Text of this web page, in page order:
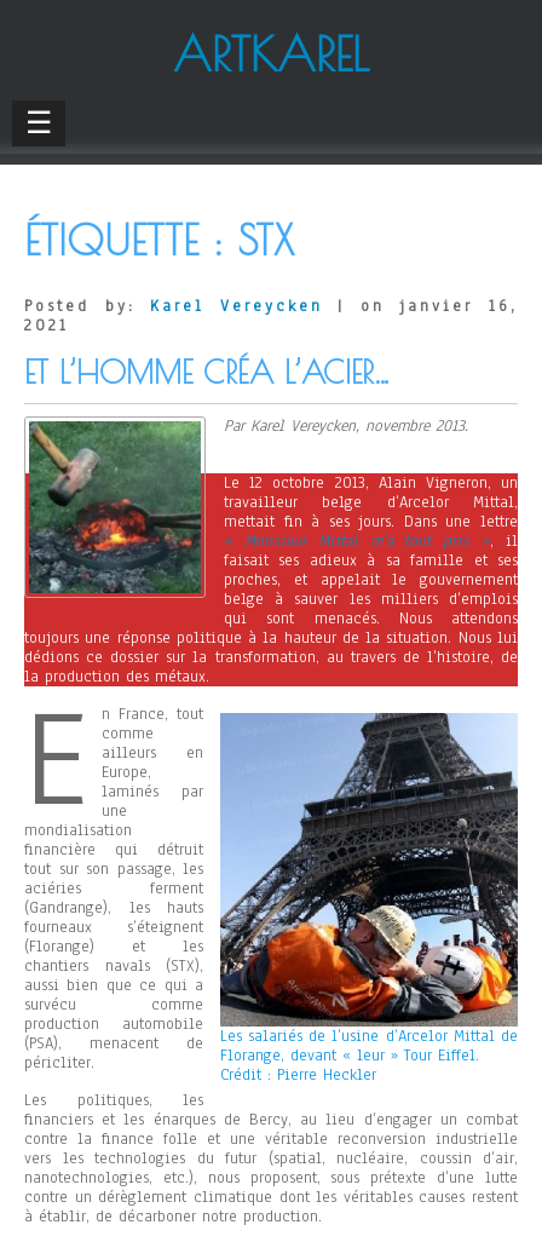
ARTKAREL
☰
ÉTIQUETTE : STX
Posted by: Karel Vereycken
| on janvier 16,
2021
ET L’HOMME CRÉA L’ACIER…
Par Karel Vereycken, novembre 2013.
Le 12 octobre 2013, Alain Vigneron, un
travailleur belge d’Arcelor Mittal,
mettait fin à ses jours. Dans une lettre
« Monsieur Mittal m’a tout pris », il
faisait ses adieux à sa famille et ses
proches, et appelait le gouvernement
belge à sauver les milliers d’emplois
qui sont menacés. Nous attendons
toujours une réponse politique à la hauteur de la situation. Nous lui
dédions ce dossier sur la transformation, au travers de l’histoire, de
la production des métaux.
Les salariés de l’usine d’Arcelor Mittal de
Florange, devant « leur » Tour Eiffel.
Crédit : Pierre Heckler
E
n France, tout
comme
ailleurs en
Europe,
laminés par
une
mondialisation
financière qui détruit
tout sur son passage, les
aciéries ferment
(Gandrange), les hauts
fourneaux s’éteignent
(Florange) et les
chantiers navals (STX),
aussi bien que ce qui a
survécu comme
production automobile
(PSA), menacent de
péricliter.
Les politiques, les
financiers et les énarques de Bercy, au lieu d’engager un combat
contre la finance folle et une véritable reconversion industrielle
vers les technologies du futur (spatial, nucléaire, coussin d’air,
nanotechnologies, etc.), nous proposent, sous prétexte d’une lutte
contre un dérèglement climatique dont les véritables causes restent
à établir, de décarboner notre production.